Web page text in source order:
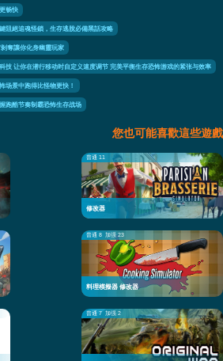
畅快
阻絕追魂怪鎖，生存逃脫必備黑話攻略
奪讓你化身幽靈玩家
技 让你在潜行移动时自定义速度调节 完美平衡生存恐怖游戏的紧张与效率
场景中跑得比怪物更快！
跑酷节奏制霸恐怖生存战场
您也可能喜歡這些遊戲
普通 11
修改器
普通 8 加强 23
料理模擬器 修改器
普通 7 加强 2